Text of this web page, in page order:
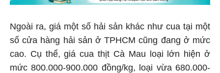
Ngoài ra, giá một số hải sản khác như cua tại một
số cửa hàng hải sản ở TPHCM cũng đang ở mức
cao. Cụ thể, giá cua thịt Cà Mau loại lớn hiện ở
mức 800.000-900.000 đồng/kg, loại vừa 680.000-